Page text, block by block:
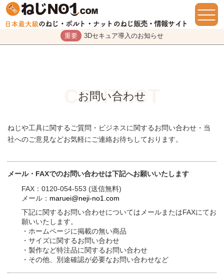
重要 3Dセキュア導入のお知らせ
お問い合わせ
ねじや工具に関するご質問・ビジネスに関するお問い合わせ・当
社へのご意見などお気軽にご連絡お待ちしております。
メール・FAXでのお問い合わせは下記へお願いいたします
FAX：0120-054-553 (送信無料)
メール： maruei@neji-no1.com
下記に関するお問い合わせについてはメールまたはFAXにてお
願いいたします。
・ホームページに掲載の無い商品
・サイズに関するお問い合わせ
・製作など特注品に関するお問い合わせ
・その他、別途確認が必要なお問い合わせなど